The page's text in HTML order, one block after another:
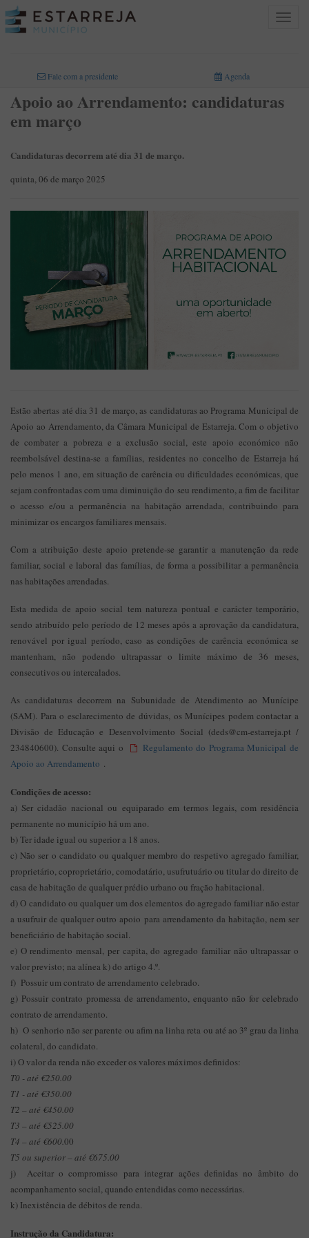
Toggle
Fale com a presidente Agenda
Apoio ao Arrendamento: candidaturas
em março
Candidaturas decorrem até dia 31 de março.
quinta, 06 de março 2025
Estão abertas até dia 31 de março, as candidaturas ao Programa Municipal de
Apoio ao Arrendamento, da Câmara Municipal de Estarreja. Com o objetivo
de combater a pobreza e a exclusão social, este apoio económico não
reembolsável destina-se a famílias, residentes no concelho de Estarreja há
pelo menos 1 ano, em situação de carência ou dificuldades económicas, que
sejam confrontadas com uma diminuição do seu rendimento, a fim de facilitar
o acesso e/ou a permanência na habitação arrendada, contribuindo para
minimizar os encargos familiares mensais.
Com a atribuição deste apoio pretende-se garantir a manutenção da rede
familiar, social e laboral das famílias, de forma a possibilitar a permanência
nas habitações arrendadas.
Esta medida de apoio social tem natureza pontual e carácter temporário,
sendo atribuído pelo período de 12 meses após a aprovação da candidatura,
renovável por igual período, caso as condições de carência económica se
mantenham, não podendo ultrapassar o limite máximo de 36 meses,
consecutivos ou intercalados.
As candidaturas decorrem na Subunidade de Atendimento ao Munícipe
(SAM). Para o esclarecimento de dúvidas, os Munícipes podem contactar a
Divisão de Educação e Desenvolvimento Social (deds@cm-estarreja.pt /
234840600). Consulte aqui o
Regulamento do Programa Municipal de
Apoio ao Arrendamento .
Condições de acesso:
a) Ser cidadão nacional ou equiparado em termos legais, com residência
permanente no município há um ano.
b) Ter idade igual ou superior a 18 anos.
c) Não ser o candidato ou qualquer membro do respetivo agregado familiar,
proprietário, coproprietário, comodatário, usufrutuário ou titular do direito de
casa de habitação de qualquer prédio urbano ou fração habitacional.
d) O candidato ou qualquer um dos elementos do agregado familiar não estar
a usufruir de qualquer outro apoio para arrendamento da habitação, nem ser
beneficiário de habitação social.
e) O rendimento mensal, per capita, do agregado familiar não ultrapassar o
valor previsto; na alínea k) do artigo 4.º.
f) Possuir um contrato de arrendamento celebrado.
g) Possuir contrato promessa de arrendamento, enquanto não for celebrado
contrato de arrendamento.
h) O senhorio não ser parente ou afim na linha reta ou até ao 3º grau da linha
colateral, do candidato.
i) O valor da renda não exceder os valores máximos definidos:
T0 - até €250.00
T1 - até €350.00
T2 – até €450.00
T3 – até €525.00
T4 – até €600.00
T5 ou superior – até €675.00
j) Aceitar o compromisso para integrar ações definidas no âmbito do
acompanhamento social, quando entendidas como necessárias.
k) Inexistência de débitos de renda.
Instrução da Candidatura: